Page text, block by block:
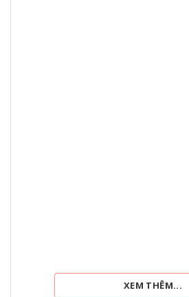
XEM THÊM...